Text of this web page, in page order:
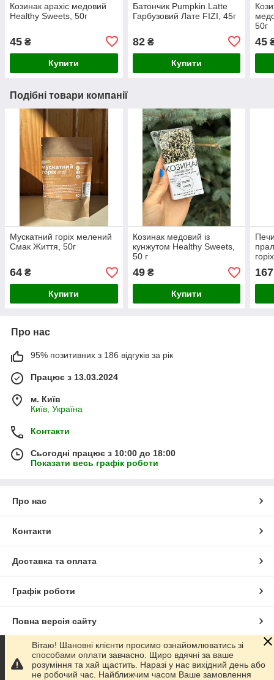
Козинак арахіс медовий
Healthy Sweets, 50г
45 ₴
Купити
Батончик Pumpkin Latte
Гарбузовий Лате FIZI, 45г
82₴
Купити
50г
45
Подібні товари компанії
Мускатний горіх мелений
Смак Життя, 50г
64 ₴
Купити
Козинак медовий із
кунжутом Healthy Sweets,
50 г
49₴
Купити
167
Про нас
95% позитивних з 186 відгуків за рік
Працює з 13.03.2024
м. Київ
Київ, Україна
Контакти
Сьогодні працює з 10:00 до 18:00
Показати весь графік роботи
Про нас
Контакти
Доставка та оплата
Графік роботи
Повна версія сайту
Сайт створено на маркетплейсіProm.ua
Вітаю! Шановні клієнти просимо ознайомлюватись зі
способами оплати завчасно. Щиро вдячні за ваше
розуміння та хай щастить. Наразі у нас вихідний день або
не робочий час. Найближчим часом Ваше замовлення